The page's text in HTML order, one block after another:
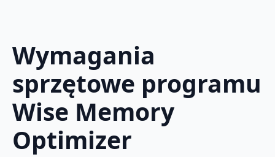
Wymagania
sprzętowe programu
Wise Memory
Optimizer